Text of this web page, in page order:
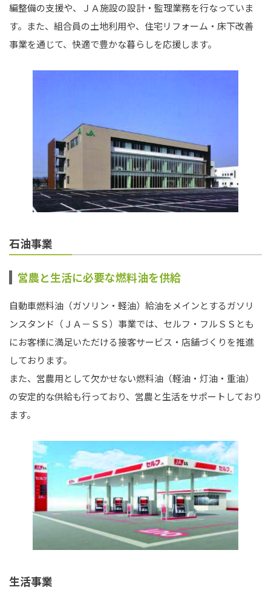
編整備の支援や、ＪＡ施設の設計・監理業務を行なっていま
す。また、組合員の土地利用や、住宅リフォーム・床下改善
事業を通じて、快適で豊かな暮らしを応援します。
石油事業
営農と生活に必要な燃料油を供給
自動車燃料油（ガソリン・軽油）給油をメインとするガソリ
ンスタンド（ＪＡ－ＳＳ）事業では、セルフ・フルＳＳとも
にお客様に満足いただける接客サービス・店舗づくりを推進
しております。
また、営農用として欠かせない燃料油（軽油・灯油・重油）
の安定的な供給も行っており、営農と生活をサポートしており
ます。
生活事業